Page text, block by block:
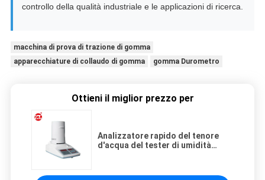
controllo della qualità industriale e le applicazioni di ricerca.
macchina di prova di trazione di gomma
apparecchiature di collaudo di gomma
gomma Durometro
Ottieni il miglior prezzo per
Analizzatore rapido del tenore
d'acqua del tester di umidità